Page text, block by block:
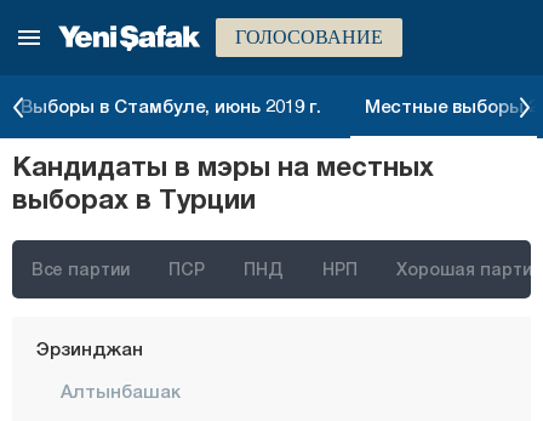
ГОЛОСОВАНИЕ
Выборы в Стамбуле, июнь 2019 г. Местные выборы
Кандидаты в мэры на местных
выборах в Турции
Все партии ПСР ПНД НРП Хорошая партия
Чанкыры
Диярбакыр
Дюздже
Элязыг
Эрзинджан
Алтынбашак